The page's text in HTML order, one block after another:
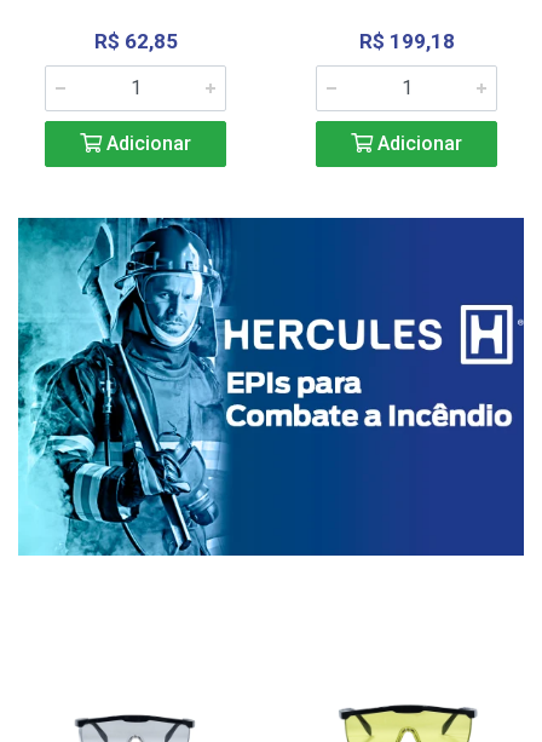
R$ 62,85
Adicionar
R$ 199,18
Adicionar